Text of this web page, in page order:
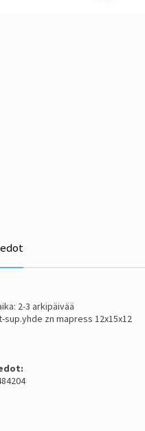
2-3 arkipäivää
sup.yhde zn mapress 12x15x12